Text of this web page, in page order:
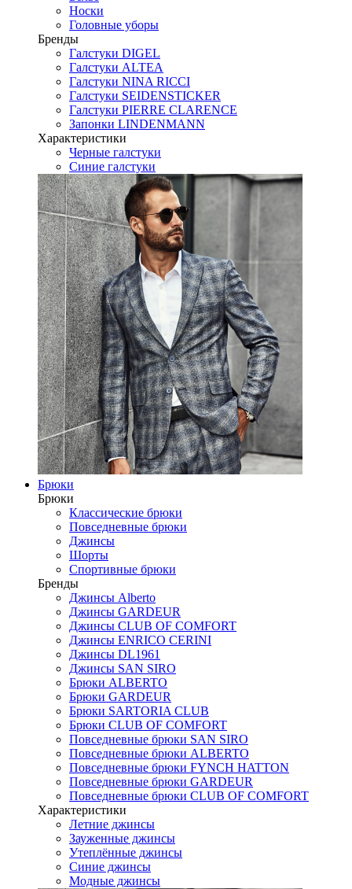
Носки
Головные уборы
Бренды
Галстуки DIGEL
Галстуки ALTEA
Галстуки NINA RICCI
Галстуки SEIDENSTICKER
Галстуки PIERRE CLARENCE
Запонки LINDENMANN
Характеристики
Черные галстуки
Синие галстуки
Брюки
Брюки
Классические брюки
Повседневные брюки
Джинсы
Шорты
Спортивные брюки
Бренды
Джинсы Alberto
Джинсы GARDEUR
Джинсы CLUB OF COMFORT
Джинсы ENRICO CERINI
Джинсы DL1961
Джинсы SAN SIRO
Брюки ALBERTO
Брюки GARDEUR
Брюки SARTORIA CLUB
Брюки CLUB OF COMFORT
Повседневные брюки SAN SIRO
Повседневные брюки ALBERTO
Повседневные брюки FYNCH HATTON
Повседневные брюки GARDEUR
Повседневные брюки CLUB OF COMFORT
Характеристики
Летние джинсы
Зауженные джинсы
Утеплённые джинсы
Синие джинсы
Модные джинсы